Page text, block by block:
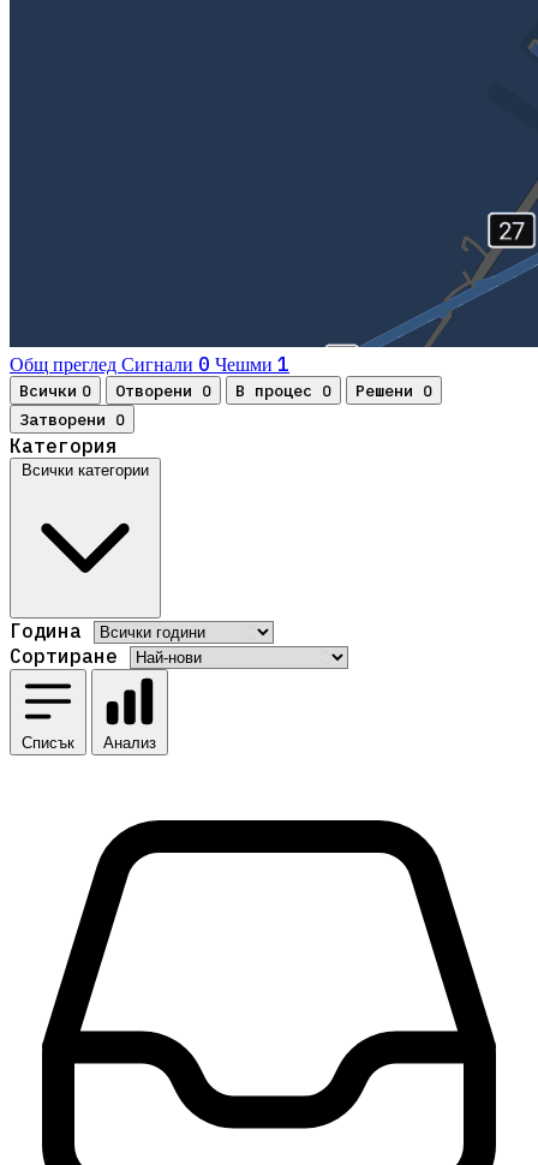
Общ преглед Сигнали 0 Чешми 1
Всички 0 Отворени 0 В процес 0 Решени 0
Затворени 0
Категория
Всички категории
Година
Сортиране
Списък Анализ